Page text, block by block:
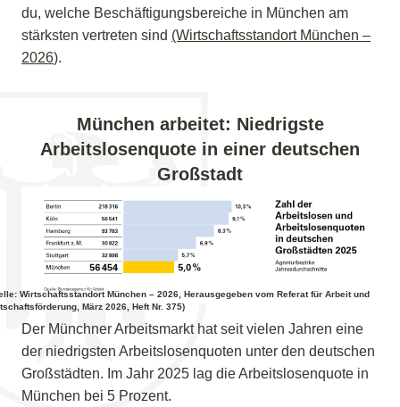
du, welche Beschäftigungsbereiche in München am
stärksten vertreten sind (Wirtschaftsstandort München –
2026).
München arbeitet: Niedrigste
Arbeitslosenquote in einer deutschen
Großstadt
: Wirtschaftsstandort München – 2026, Herausgegeben vom Referat für Arbeit und
März 2026, Heft Nr. 375)
Der Münchner Arbeitsmarkt hat seit vielen Jahren eine
der niedrigsten Arbeitslosenquoten unter den deutschen
Großstädten. Im Jahr 2025 lag die Arbeitslosenquote in
München bei 5 Prozent.